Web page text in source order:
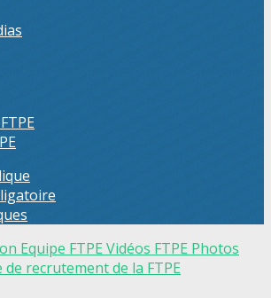
Equipe FTPE Vidéos FTPE Photos
de recrutement de la FTPE